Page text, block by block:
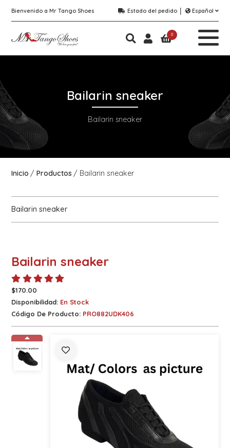
Bienvenido a Mr Tango Shoes Estado del pedido Español
0
Bailarin sneaker
Bailarin sneaker
Inicio Productos Bailarin sneaker
Bailarin sneaker
Bailarin sneaker
$170.00
Disponibilidad: En Stock
Código De Producto: PRO882UDK406